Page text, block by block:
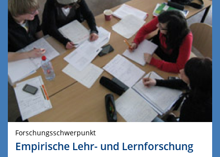
Forschungsschwerpunkt
Empirische Lehr- und Lernforschung